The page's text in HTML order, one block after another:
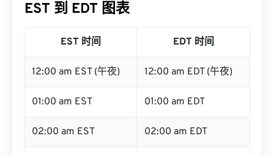
EST 到 EDT 图表
EST 时间 EDT 时间
12:00 am EST (午夜) 12:00 am EDT (午夜)
01:00 am EST 01:00 am EDT
02:00 am EST 02:00 am EDT